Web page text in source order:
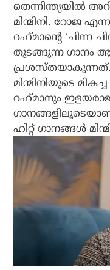
തെന്നിന്ത്യയില്‍
മിന്മിനി. റോജ
റഹ്‌മാന്റെ
തുടങ്ങുന്ന ഗാനം
പ്രശസ്തയാകുന്നത്.
മിന്മിനിയുടെ
റഹ്‌മാനും
ഹിറ്റ് ഗാനങ്ങള്‍